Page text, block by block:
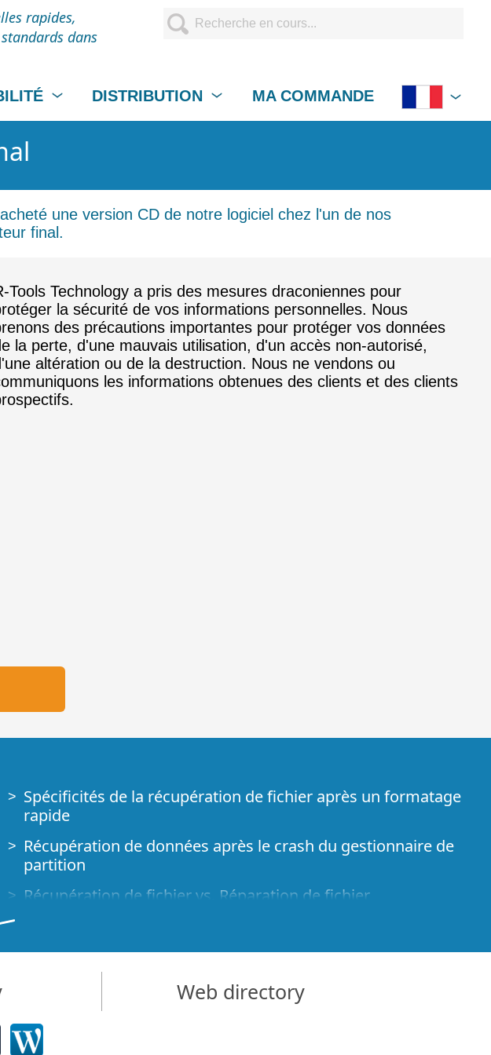
rapides,
dans
DISTRIBUTION MA COMMANDE
une version CD de notre logiciel chez l'un de nos
final.
Tools Technology a pris des mesures draconiennes pour
la sécurité de vos informations personnelles. Nous
des précautions importantes pour protéger vos données
la perte, d'une mauvais utilisation, d'un accès non-autorisé,
altération ou de la destruction. Nous ne vendons ou
les informations obtenues des clients et des clients
Spécificités de la récupération de fichier après un formatage
rapide
Récupération de données après le crash du gestionnaire de
partition
Récupération de fichier vs. Réparation de fichier
Récupération de données d'urgence via le réseau
R-Studio Technician: Récupération de données par Internet
Créer un type de fichier connu pour R-Studio
Trouver les paramètres RAID
Web directory